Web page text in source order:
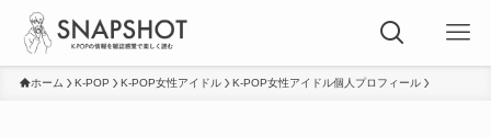
ホーム K-POP K-POP女性アイドル K-POP女性アイドル個人プロフィール